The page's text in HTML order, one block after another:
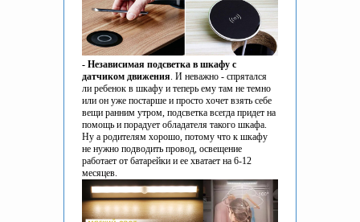
- Независимая подсветка в шкафу с
датчиком движения. И неважно - спрятался
ли ребенок в шкафу и теперь ему там не темно
или он уже постарше и просто хочет взять себе
вещи ранним утром, подсветка всегда придет на
помощь и порадует обладателя такого шкафа.
Ну а родителям хорошо, потому что к шкафу
не нужно подводить провод, освещение
работает от батарейки и ее хватает на 6-12
месяцев.